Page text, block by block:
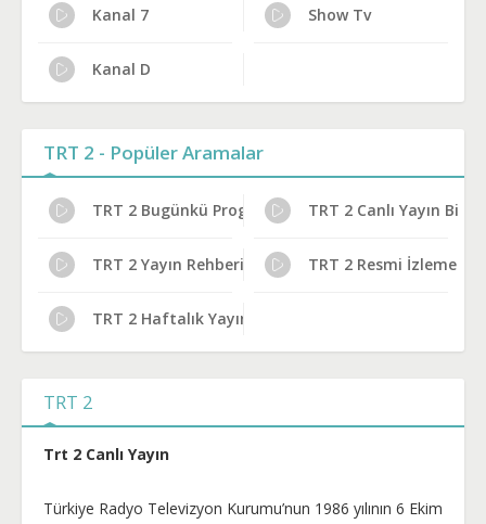
Kanal 7 Show Tv
Kanal D
TRT 2 - Popüler Aramalar
TRT 2 Bugünkü Programlar TRT 2 Canlı Yayın
TRT 2 Yayın Rehberi TRT 2 Resmi İzleme
TRT 2 Haftalık Yayın Planı
TRT 2
Trt 2 Canlı Yayın
Türkiye Radyo Televizyon Kurumu’nun 1986 yılının 6 Ekim